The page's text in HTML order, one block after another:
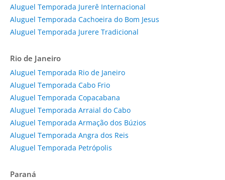
Aluguel Temporada Jurerê Internacional
Aluguel Temporada Cachoeira do Bom Jesus
Aluguel Temporada Jurere Tradicional
Rio de Janeiro
Aluguel Temporada Rio de Janeiro
Aluguel Temporada Cabo Frio
Aluguel Temporada Copacabana
Aluguel Temporada Arraial do Cabo
Aluguel Temporada Armação dos Búzios
Aluguel Temporada Angra dos Reis
Aluguel Temporada Petrópolis
Paraná